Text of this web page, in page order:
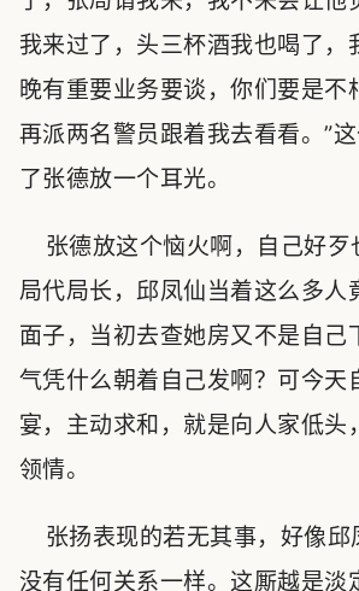
我来过了，头三杯酒我也喝了，
晚有重要业务要谈，你们要是不
再派两名警员跟着我去看看。”
了张德放一个耳光。
张德放这个恼火啊，自己好歹
局代局长，邱凤仙当着这么多人
面子，当初去查她房又不是自己
气凭什么朝着自己发啊？可今天
宴，主动求和，就是向人家低头
领情。
张扬表现的若无其事，好像邱
没有任何关系一样。这厮越是淡